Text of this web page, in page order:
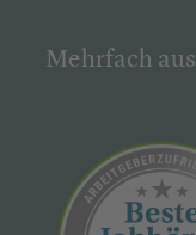
Mehrfach